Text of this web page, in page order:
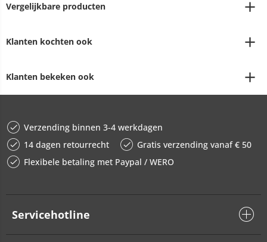
Vergelijkbare producten
Klanten kochten ook
Klanten bekeken ook
Verzending binnen 3-4 werkdagen
14 dagen retourrecht
Gratis verzending vanaf € 50
Flexibele betaling met Paypal / WERO
Servicehotline